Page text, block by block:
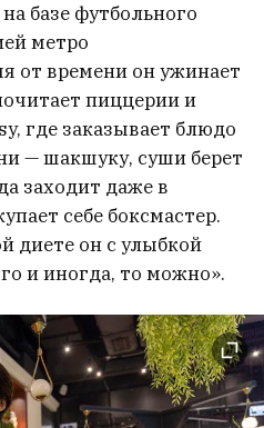
базе футбольного
метро
от времени он ужинает
пиццерии и
где заказывает блюдо
— шакшуку, суши берет
заходит даже в
себе боксмастер.
диете он с улыбкой
и иногда, то можно».